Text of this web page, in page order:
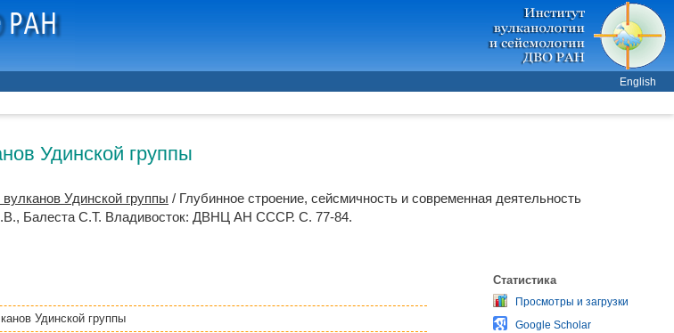
English
Удинской группы
Удинской группы / Глубинное строение, сейсмичность и современная деятельность
, Балеста С.Т. Владивосток: ДВНЦ АН СССР. С. 77-84.
Удинской группы
Статистика
Просмотры и загрузки
Google Scholar